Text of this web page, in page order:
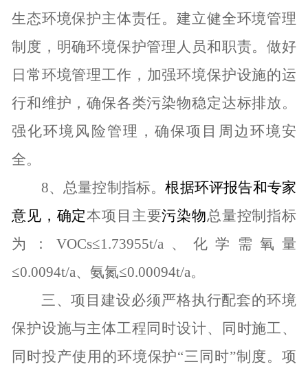
生态环境保护主体责任。建立健全环境管理
制度，明确环境保护管理人员和职责。做好
日常环境管理工作 ， 加强环境保护设施的运
行和维护，确保各类污染物稳定达标排放。
强化环境风险管理，确保项目周边环境安
全。
8、总量控制指标。根据环评报告和专家
意见，确定本项目主要污染物总量控制指标
为： VOCs≤1.73955t/a、化学需氧量
≤0.0094t/a、氨氮≤0.00094t/a。
三、项目建设必须严格执行配套的环境
保护设施与主体工程同时设计、同时施工、
同时投产使用的环境保护“三同时”制度。项